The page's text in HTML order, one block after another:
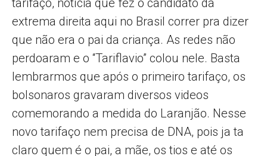
tarifaço, notícia que fez o candidato da
extrema direita aqui no Brasil correr pra dizer
que não era o pai da criança. As redes não
perdoaram e o “Tariflavio” colou nele. Basta
lembrarmos que após o primeiro tarifaço, os
bolsonaros gravaram diversos videos
comemorando a medida do Laranjão. Nesse
novo tarifaço nem precisa de DNA, pois ja ta
claro quem é o pai, a mãe, os tios e até os